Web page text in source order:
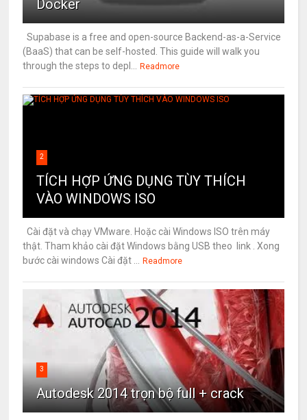
Docker
Supabase is a free and open-source Backend-as-a-Service
(BaaS) that can be self-hosted. This guide will walk you
through the steps to depl... Readmore
2
TÍCH HỢP ỨNG DỤNG TÙY THÍCH
VÀO WINDOWS ISO
Cài đặt và chạy VMware. Hoặc cài Windows ISO trên máy
thật. Tham khảo cài đặt Windows bằng USB theo link . Xong
bước cài windows Cài đặt ... Readmore
3
Autodesk 2014 trọn bộ full + crack